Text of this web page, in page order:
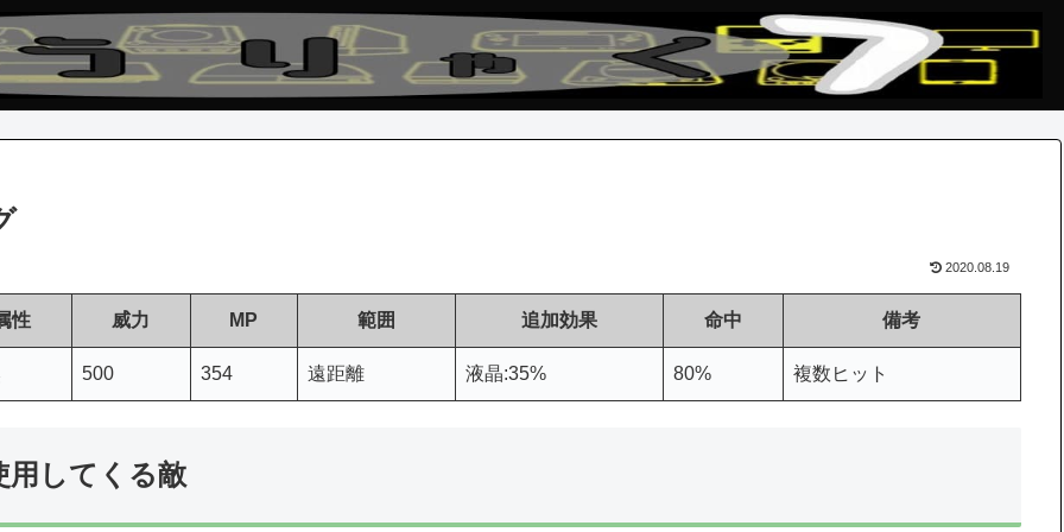
2020.08.19
性 威力 MP 範囲 追加効果 命中 備考
500 354 遠距離 液晶:35% 80% 複数ヒット
用してくる敵